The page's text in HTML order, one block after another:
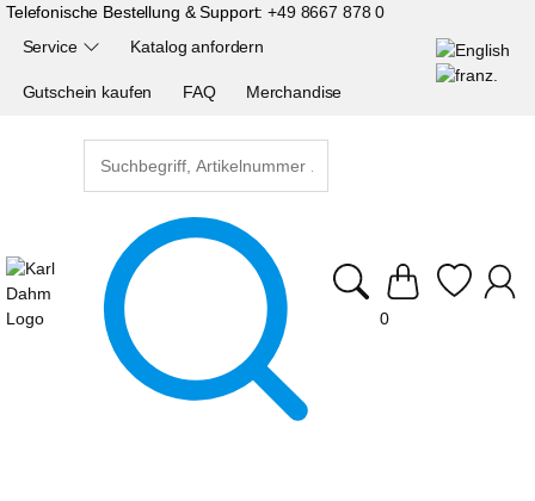
Telefonische Bestellung & Support:+49 8667 878 0
Service Katalog anfordern
Gutschein kaufen FAQ Merchandise
0